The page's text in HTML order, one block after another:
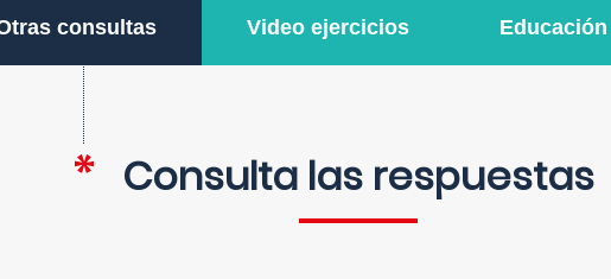
consultas Video ejercicios
Consulta las respuestas